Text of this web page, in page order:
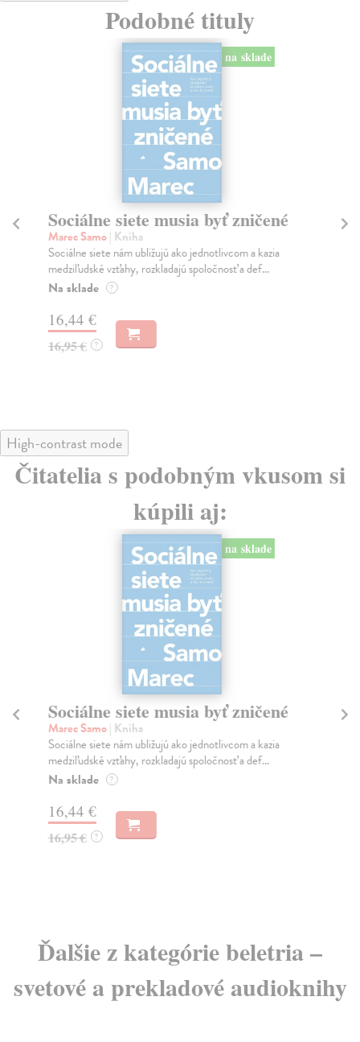
Podobné tituly
na sklade
Sociálne siete musia byť zničené
Marec Samo| Kniha
Sociálne siete nám ubližujú ako jednotlivcom a kazia
medziľudské vzťahy, rozkladajú spoločnosť a def...
Na sklade ?
16,44 €
16,95 € ?
High-contrast mode
Čitatelia s podobným vkusom si
kúpili aj:
na sklade
Sociálne siete musia byť zničené
Marec Samo| Kniha
Sociálne siete nám ubližujú ako jednotlivcom a kazia
medziľudské vzťahy, rozkladajú spoločnosť a def...
Na sklade ?
16,44 €
16,95 € ?
Ďalšie z kategórie beletria –
svetové a prekladové audioknihy